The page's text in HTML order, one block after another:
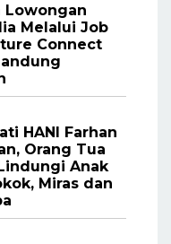
Lowongan
Melalui Job
Connect
HANI Farhan
Orang Tua
Anak
Miras dan